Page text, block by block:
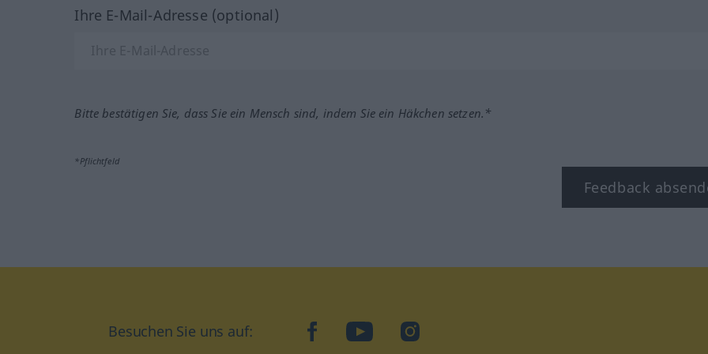
Ihre E-Mail-Adresse (optional)
Bitte bestätigen Sie, dass Sie ein Mensch sind, indem Sie ein Häkchen setzen.*
*Pflichtfeld
Feedback
Besuchen Sie uns auf: facebookYouTubeInstagram